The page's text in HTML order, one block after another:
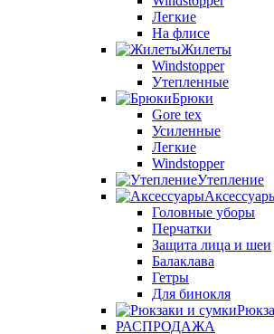
Легкие
На флисе
Жилеты
Windstopper
Утепленные
Брюки
Gore tex
Усиленные
Легкие
Windstopper
Утепление
Головные уборы
Перчатки
Защита лица и шеи
Балаклава
Гетры
Для бинокля
РАСПРОДАЖА